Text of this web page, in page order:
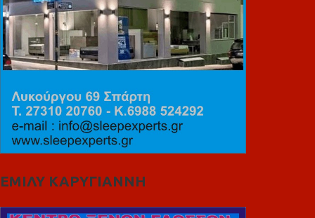
ΕΜΙΛΥ ΚΑΡΥΓΙΑΝΝΗ